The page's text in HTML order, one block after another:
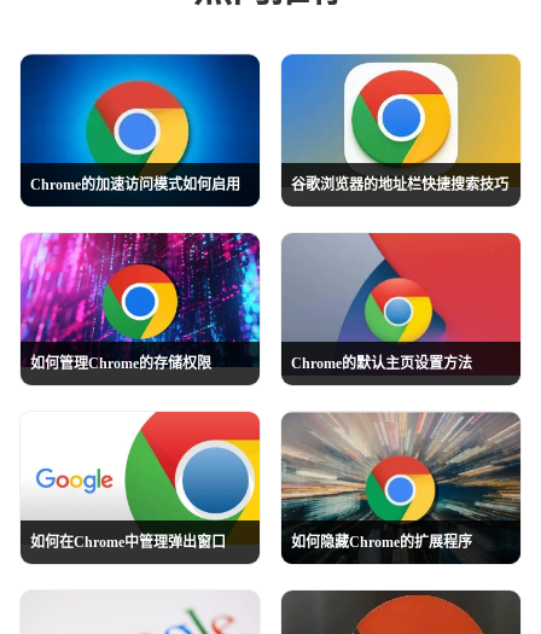
Chrome的加速访问模式如何启用 谷歌浏览器的地址栏快捷搜索技巧
如何管理Chrome的存储权限 Chrome的默认主页设置方法
如何在Chrome中管理弹出窗口 如何隐藏Chrome的扩展程序